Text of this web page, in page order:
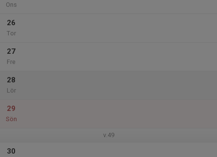
Ons
26
Tor
27
Fre
28
Lör
29
Sön
v.49
30